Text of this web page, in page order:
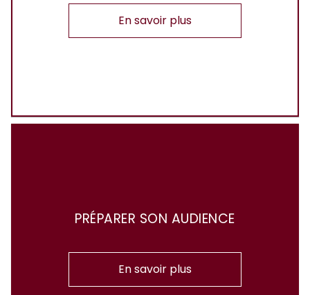
En savoir plus
PRÉPARER SON AUDIENCE
En savoir plus